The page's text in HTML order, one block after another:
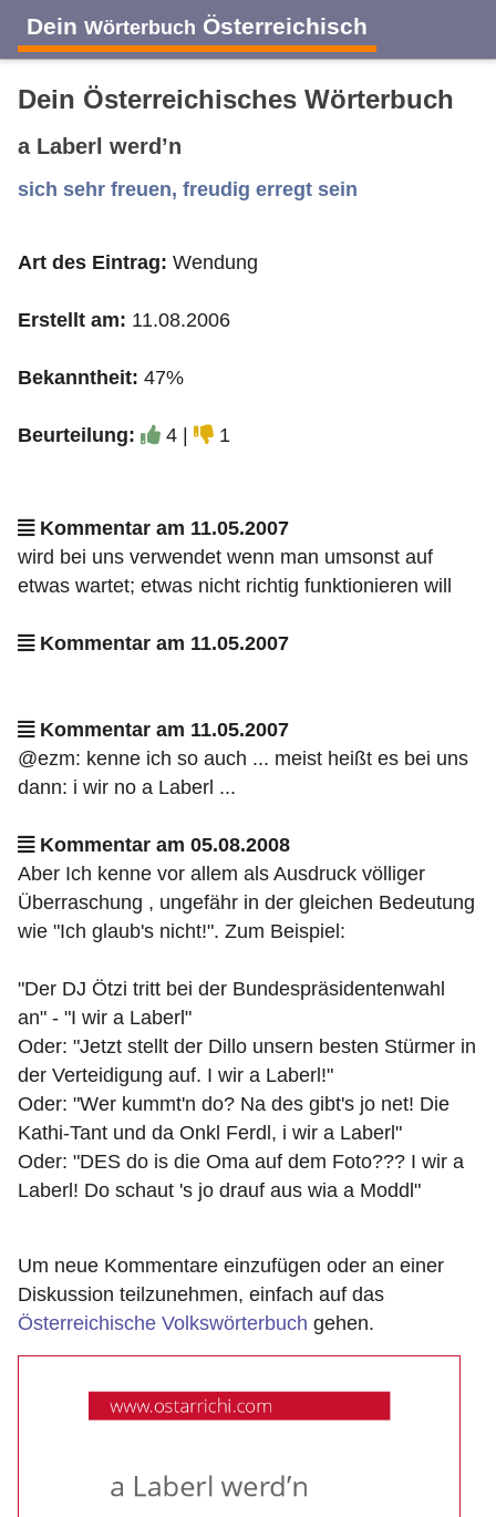
Dein Wörterbuch Österreichisch
A B C D E F G
J K L M N
Dein Österreichisches Wörterbuch
a Laberl werd’n
sich sehr freuen, freudig erregt sein
Art des Eintrag: Wendung
Erstellt am: 11.08.2006
Bekanntheit: 47%
Beurteilung: 4 | 1
Kommentar am 11.05.2007
wird bei uns verwendet wenn man umsonst auf
etwas wartet; etwas nicht richtig funktionieren will
Kommentar am 11.05.2007
Kommentar am 11.05.2007
@ezm: kenne ich so auch ... meist heißt es bei uns
dann: i wir no a Laberl ...
Kommentar am 05.08.2008
Aber Ich kenne vor allem als Ausdruck völliger
Überraschung , ungefähr in der gleichen Bedeutung
wie "Ich glaub's nicht!". Zum Beispiel:
"Der DJ Ötzi tritt bei der Bundespräsidentenwahl
an" - "I wir a Laberl"
Oder: "Jetzt stellt der Dillo unsern besten Stürmer in
der Verteidigung auf. I wir a Laberl!"
Oder: "Wer kummt'n do? Na des gibt's jo net! Die
Kathi-Tant und da Onkl Ferdl, i wir a Laberl"
Oder: "DES do is die Oma auf dem Foto??? I wir a
Laberl! Do schaut 's jo drauf aus wia a Moddl"
Um neue Kommentare einzufügen oder an einer
Diskussion teilzunehmen, einfach auf das
Österreichische Volkswörterbuch gehen.